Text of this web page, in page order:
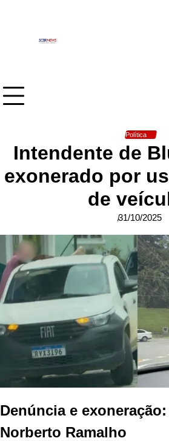
Política
Intendente de
exonerado por
de
31/10/2025
Denúncia e
Norberto Ramalho